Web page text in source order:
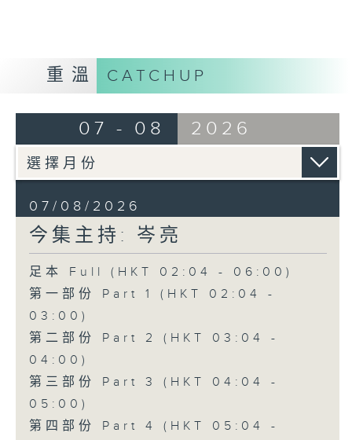
重溫 CATCHUP
07 - 08 2026
07/08/2026
今集主持: 岑亮
足本 Full (HKT 02:04 - 06:00)
第一部份 Part 1 (HKT 02:04 -
03:00)
第二部份 Part 2 (HKT 03:04 -
04:00)
第三部份 Part 3 (HKT 04:04 -
05:00)
第四部份 Part 4 (HKT 05:04 -